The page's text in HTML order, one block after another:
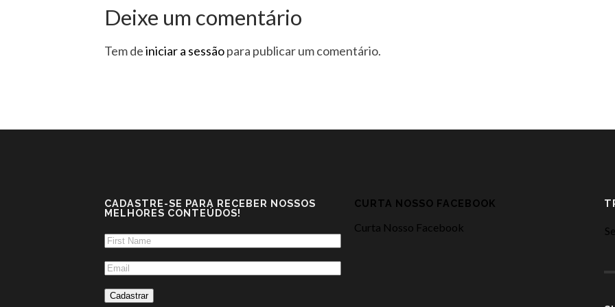
Deixe um comentário
Tem deiniciar a sessãopara publicar um comentário.
CADASTRE-SE PARA RECEBER NOSSOS
MELHORES CONTEÚDOS!
CURTA NOSSO FACEBOOK
Curta Nosso Facebook